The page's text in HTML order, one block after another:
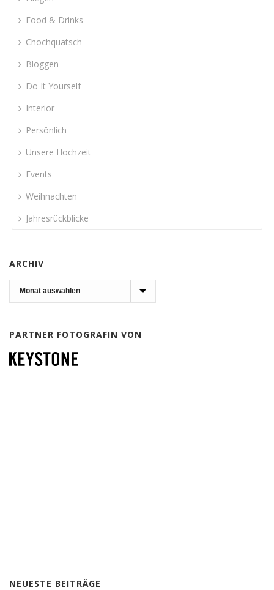
Food & Drinks
Chochquatsch
Bloggen
Do It Yourself
Interior
Persönlich
Unsere Hochzeit
Events
Weihnachten
Jahresrückblicke
ARCHIV
Archiv
PARTNER FOTOGRAFIN VON
NEUESTE BEITRÄGE